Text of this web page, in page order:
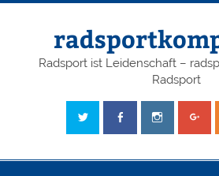
Radsport ist Leidenschaft –
Radsport